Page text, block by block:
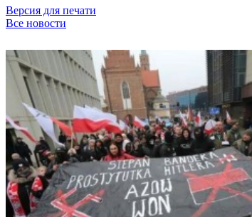
Версия для печати
Все новости